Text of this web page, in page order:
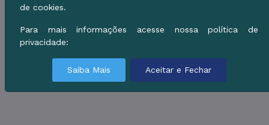
de cookies.
Para mais informações acesse nossa política de
privacidade:
Saiba Mais Aceitar e Fechar